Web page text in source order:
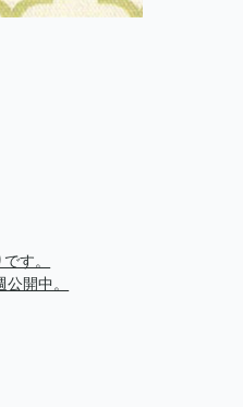
す。
開中。